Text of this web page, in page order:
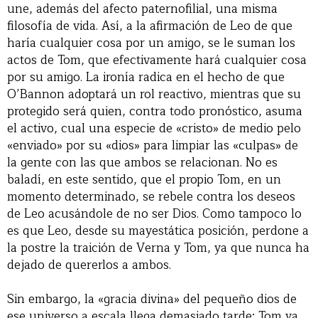
une, además del afecto paternofilial, una misma
filosofía de vida. Así, a la afirmación de Leo de que
haría cualquier cosa por un amigo, se le suman los
actos de Tom, que efectivamente hará cualquier cosa
por su amigo. La ironía radica en el hecho de que
O’Bannon adoptará un rol reactivo, mientras que su
protegido será quien, contra todo pronóstico, asuma
el activo, cual una especie de «cristo» de medio pelo
«enviado» por su «dios» para limpiar las «culpas» de
la gente con las que ambos se relacionan. No es
baladí, en este sentido, que el propio Tom, en un
momento determinado, se rebele contra los deseos
de Leo acusándole de no ser Dios. Como tampoco lo
es que Leo, desde su mayestática posición, perdone a
la postre la traición de Verna y Tom, ya que nunca ha
dejado de quererlos a ambos.
Sin embargo, la «gracia divina» del pequeño dios de